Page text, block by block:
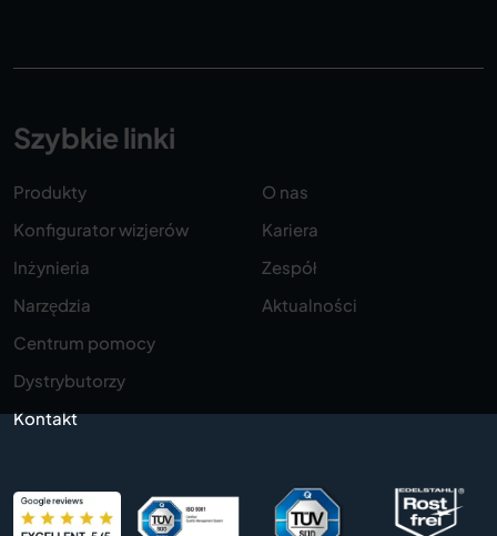
Szybkie linki
Produkty
Konfigurator wizjerów
Inżynieria
Narzędzia
Centrum pomocy
O nas
Kariera
Zespół
Aktualności
Dystrybutorzy
Kontakt